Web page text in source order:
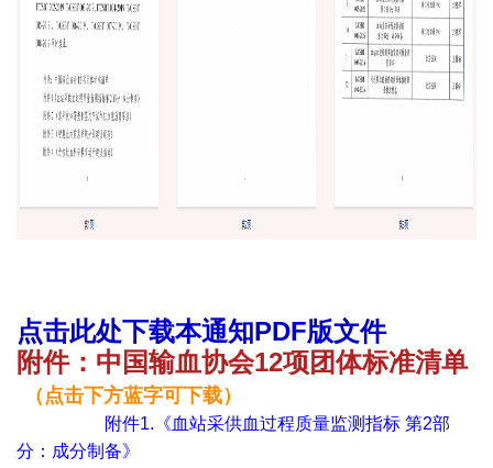
点击此处下载本通知PDF版文件
附件：中国输血协会12项团体标准清单
（点击下方蓝字可下载）
附件1.《血站采供血过程质量监测指标 第2部
分：成分制备》